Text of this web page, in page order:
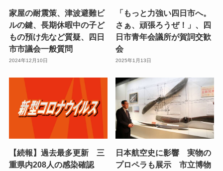
家屋の耐震策、津波避難ビ
ルの鍵、長期休暇中の子ど
もの預け先など質疑、四日
市市議会一般質問
2024年12月10日
「もっと力強い四日市へ。
さぁ、頑張ろうぜ！」、四
日市青年会議所が賀詞交歓
会
2025年1月13日
【続報】過去最多更新 三
重県内208人の感染確認
日本航空史に影響 実物の
プロペラも展示 市立博物